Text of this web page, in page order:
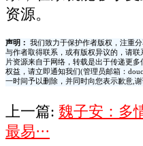
资源。
声明：
我们致力于保护作者版权，注重
与作者取得联系，或有版权异议的，请
片资源来自于网络，转载是出于传递更
权益，请立即通知我们(管理员邮箱：
一时间予以删除，并同时向您表示歉意,
上一篇: 魏子安：多
最易···